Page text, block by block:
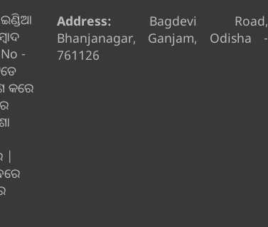
-
କରେ
|
Address: Bagdevi Road,
Bhanjanagar, Ganjam, Odisha -
761126